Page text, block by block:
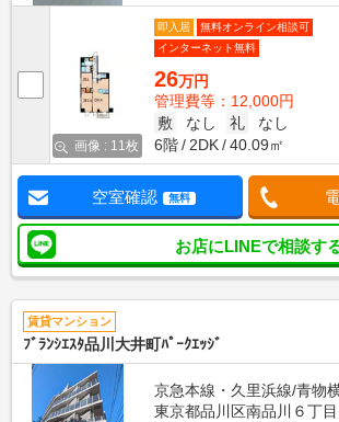
画像 : 11枚
即入居
無料オンライン相談可
インターネット無料
26万円
管理費等：12,000円
敷
なし 礼
なし
6階
2DK 40.09㎡
空室確認 無料
お店にLINEで相談す
賃貸マンション
ﾌﾞﾗﾝｼｴｽﾀ品川大井町ﾊﾟｰｸｴｯｼﾞ
京急本線・久里浜線/青物
東京都品川区南品川６丁目